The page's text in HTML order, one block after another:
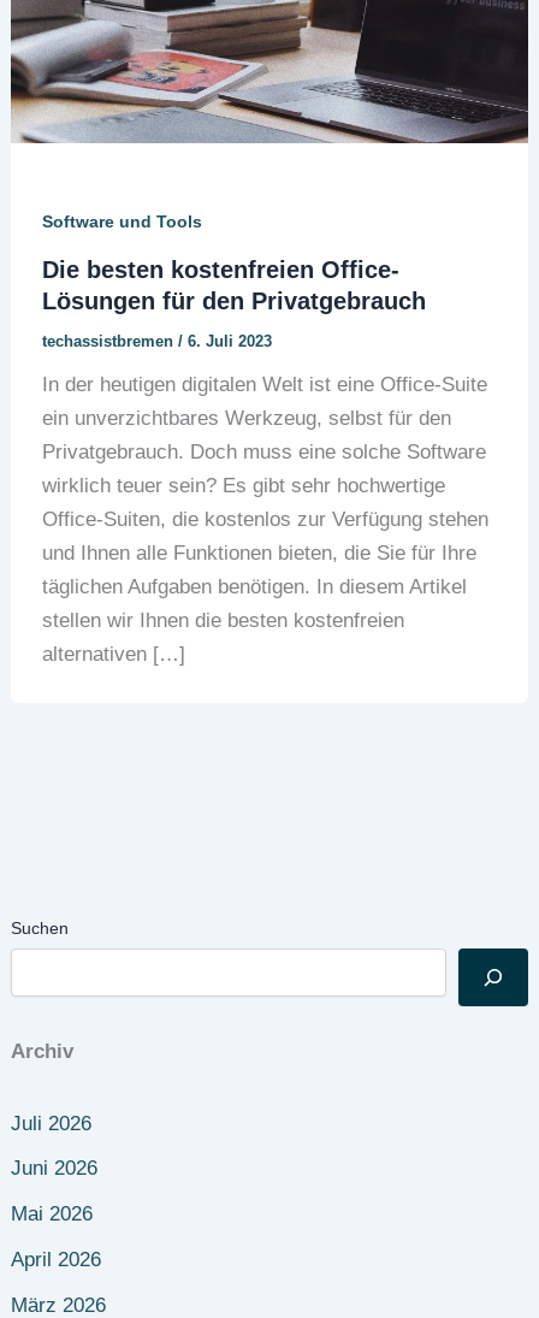
Suchen
Archiv
Juli 2026
Juni 2026
Mai 2026
April 2026
März 2026
Software und Tools
Die besten kostenfreien Office-
Lösungen für den Privatgebrauch
techassistbremen / 6. Juli 2023
In der heutigen digitalen Welt ist eine Office-Suite
ein unverzichtbares Werkzeug, selbst für den
Privatgebrauch. Doch muss eine solche Software
wirklich teuer sein? Es gibt sehr hochwertige
Office-Suiten, die kostenlos zur Verfügung stehen
und Ihnen alle Funktionen bieten, die Sie für Ihre
täglichen Aufgaben benötigen. In diesem Artikel
stellen wir Ihnen die besten kostenfreien
alternativen […]